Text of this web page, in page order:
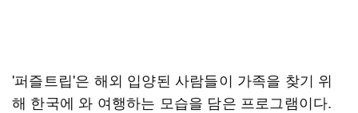
'퍼즐트립'은 해외 입양된 사람들이 가족을 찾기 위
해 한국에 와 여행하는 모습을 담은 프로그램이다.